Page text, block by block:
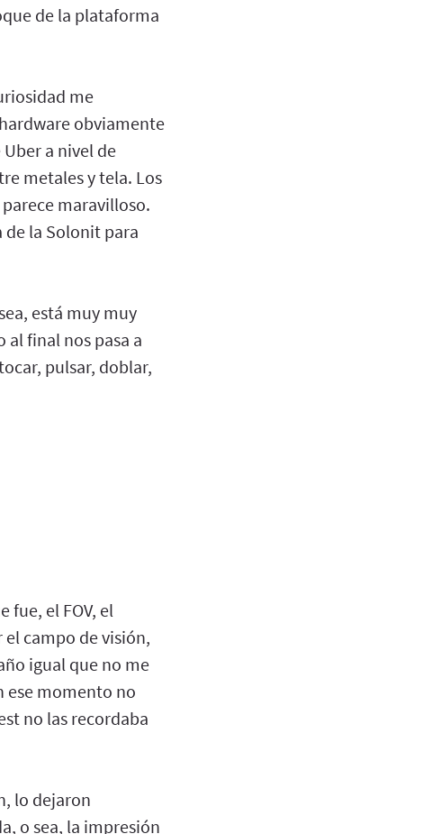
de la plataforma
me
obviamente
a nivel de
metales y tela. Los
maravilloso.
de la Solonit para
está muy muy
al final nos pasa a
pulsar, doblar,
fue, el FOV, el
el campo de visión,
igual que no me
ese momento no
no las recordaba
lo dejaron
o sea, la impresión